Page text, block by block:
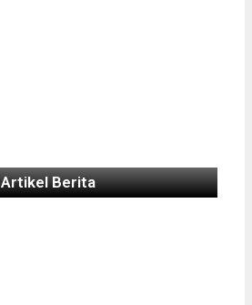
Artikel Berita